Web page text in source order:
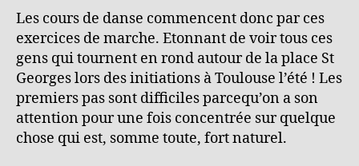
Les cours de danse commencent donc par ces
exercices de marche. Etonnant de voir tous ces
gens qui tournent en rond autour de la place St
Georges lors des initiations à Toulouse l’été ! Les
premiers pas sont difficiles parcequ’on a son
attention pour une fois concentrée sur quelque
chose qui est, somme toute, fort naturel.